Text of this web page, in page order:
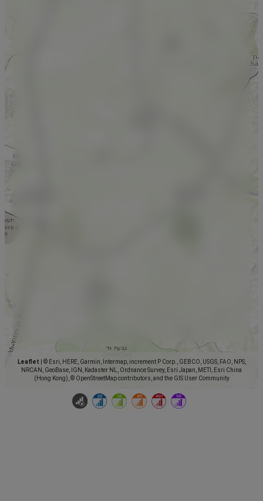
Leaflet
© Esri, HERE, Garmin, Intermap, increment P Corp., GEBCO, USGS, FAO, NPS,
NRCAN, GeoBase, IGN, Kadaster NL, Ordnance Survey, Esri Japan, METI, Esri China
(Hong Kong), © OpenStreetMap contributors, and the GIS User Community